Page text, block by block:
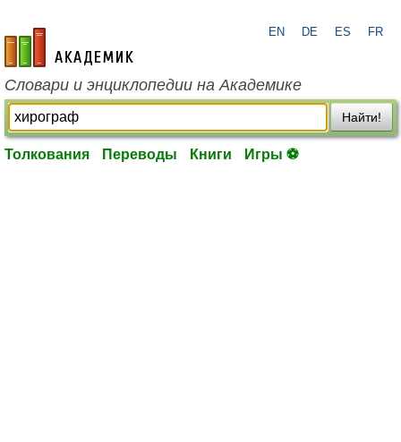
academic.ru
EN DE ES FR
Словари и энциклопедии на Академике
Найти!
Толкования Переводы Книги Игры ⚽